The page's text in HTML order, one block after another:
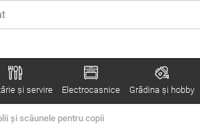
și servire Electrocasnice Grădina şi hobby
și scăunele pentru copii